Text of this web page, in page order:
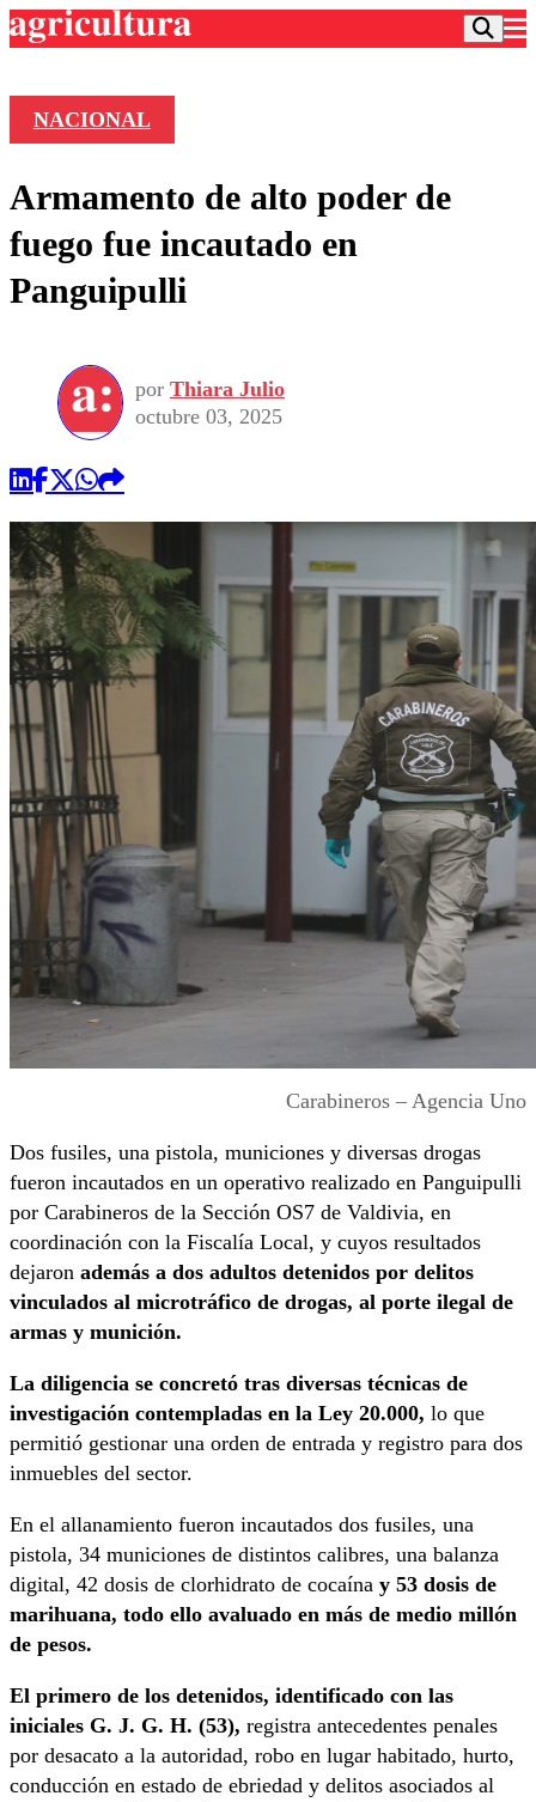
Frecuencias
Agricultura TV
Deportes
Colo Colo
Seleccion Chilena
Torneo Internacional
Universidad de Chile
Entretención
Economía
Internacional
Sustentabilidad
Publicaciones en medios
Opinión
NACIONAL
Armamento de alto poder de
fuego fue incautado en
Panguipulli
por Thiara Julio
octubre 03, 2025
Carabineros – Agencia Uno
Dos fusiles, una pistola, municiones y diversas drogas
fueron incautados en un operativo realizado en Panguipulli
por Carabineros de la Sección OS7 de Valdivia, en
coordinación con la Fiscalía Local, y cuyos resultados
dejaron además a dos adultos detenidos por delitos
vinculados al microtráfico de drogas, al porte ilegal de
armas y munición.
La diligencia se concretó tras diversas técnicas de
investigación contempladas en la Ley 20.000, lo que
permitió gestionar una orden de entrada y registro para dos
inmuebles del sector.
En el allanamiento fueron incautados dos fusiles, una
pistola, 34 municiones de distintos calibres, una balanza
digital, 42 dosis de clorhidrato de cocaína y 53 dosis de
marihuana, todo ello avaluado en más de medio millón
de pesos.
El primero de los detenidos, identificado con las
iniciales G. J. G. H. (53), registra antecedentes penales
por desacato a la autoridad, robo en lugar habitado, hurto,
conducción en estado de ebriedad y delitos asociados al